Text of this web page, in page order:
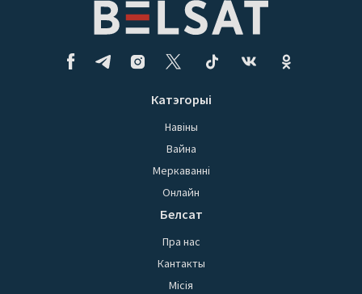
Катэгорыі
Навіны
Вайна
Меркаванні
Онлайн
Белсат
Пра нас
Кантакты
Місія